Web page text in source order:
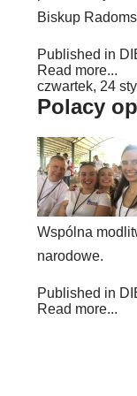
Biskup
Published in
Read more...
czwartek, 24
Polacy
Wspólna
narodowe.
Published in
Read more...